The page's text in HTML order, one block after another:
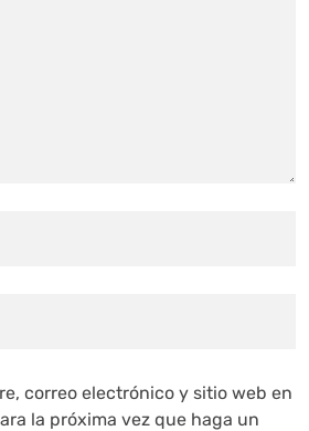
correo electrónico y sitio web en
la próxima vez que haga un